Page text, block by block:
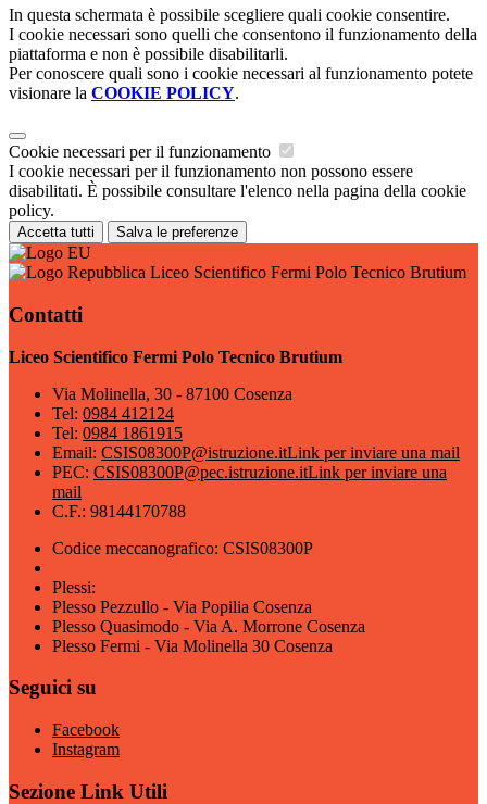
In questa schermata è possibile scegliere quali cookie consentire.
I cookie necessari sono quelli che consentono il funzionamento della
piattaforma e non è possibile disabilitarli.
Per conoscere quali sono i cookie necessari al funzionamento potete
visionare la COOKIE POLICY.
Cookie necessari per il funzionamento
I cookie necessari per il funzionamento non possono essere
disabilitati. È possibile consultare l'elenco nella pagina della cookie
policy.
Accetta tutti Salva le preferenze
Liceo Scientifico Fermi Polo Tecnico Brutium
Contatti
Liceo Scientifico Fermi Polo Tecnico Brutium
Via Molinella, 30 - 87100 Cosenza
Tel: 0984 412124
Tel: 0984 1861915
Email: CSIS08300P@istruzione.itLink per inviare una mail
PEC: CSIS08300P@pec.istruzione.itLink per inviare una
mail
C.F.: 98144170788
Codice meccanografico: CSIS08300P
Plessi:
Plesso Pezzullo - Via Popilia Cosenza
Plesso Quasimodo - Via A. Morrone Cosenza
Plesso Fermi - Via Molinella 30 Cosenza
Seguici su
Facebook
Instagram
Sezione Link Utili